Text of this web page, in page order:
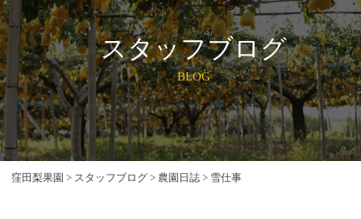
スタッフブログ
BLOG
窪田梨果園 > スタッフブログ > 農園日誌 > 雪仕事